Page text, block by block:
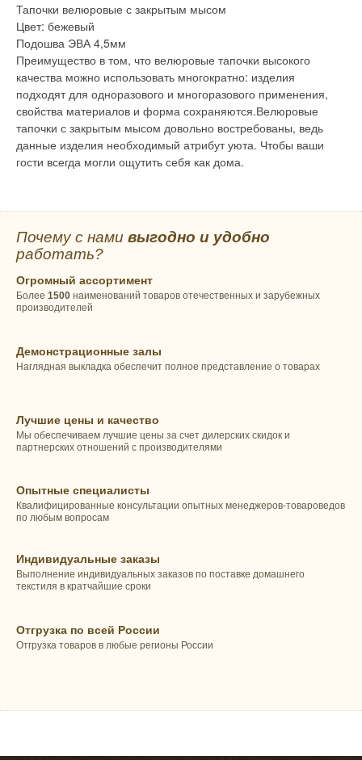
Тапочки велюровые с закрытым мысом
Цвет: бежевый
Подошва ЭВА 4,5мм
Преимущество в том, что велюровые тапочки высокого
качества можно использовать многократно: изделия
подходят для одноразового и многоразового применения,
свойства материалов и форма сохраняются.Велюровые
тапочки с закрытым мысом довольно востребованы, ведь
данные изделия необходимый атрибут уюта. Чтобы ваши
гости всегда могли ощутить себя как дома.
Почему с нами выгодно и удобно
работать?
Огромный ассортимент
Более 1500 наименований товаров отечественных и зарубежных
производителей
Демонстрационные залы
Наглядная выкладка обеспечит полное представление о товарах
Лучшие цены и качество
Мы обеспечиваем лучшие цены за счет дилерских скидок и
партнерских отношений с производителями
Опытные специалисты
Квалифицированные консультации опытных менеджеров-товароведов
по любым вопросам
Индивидуальные заказы
Выполнение индивидуальных заказов по поставке домашнего
текстиля в кратчайшие сроки
Отгрузка по всей России
Отгрузка товаров в любые регионы России